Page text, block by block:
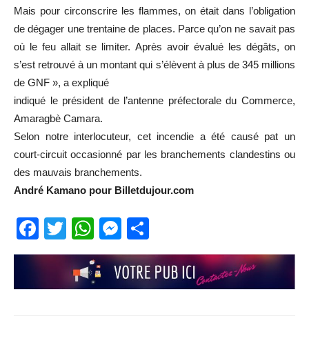
Mais pour circonscrire les flammes, on était dans l’obligation
de dégager une trentaine de places. Parce qu’on ne savait pas
où le feu allait se limiter. Après avoir évalué les dégâts, on
s’est retrouvé à un montant qui s’élèvent à plus de 345 millions
de GNF », a expliqué
indiqué le président de l’antenne préfectorale du Commerce,
Amaragbè Camara.
Selon notre interlocuteur, cet incendie a été causé pat un
court-circuit occasionné par les branchements clandestins ou
des mauvais branchements.
André Kamano pour Billetdujour.com
Facebook
TwitterWhatsApp
Messenger